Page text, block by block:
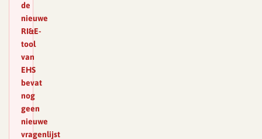
de
nieuwe
RI&E-
tool
van
EHS
bevat
nog
geen
nieuwe
vragenlijst